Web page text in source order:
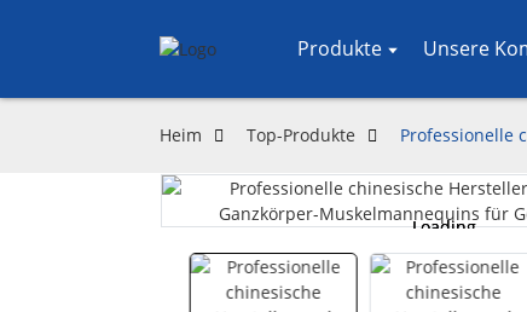
Produkte Unsere
Heim Top-Produkte Professionelle
Loading...
Loading...